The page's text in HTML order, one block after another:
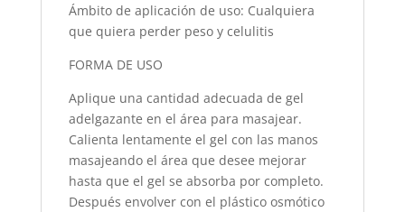
Ámbito de aplicación de uso: Cualquiera
que quiera perder peso y celulitis
FORMA DE USO
Aplique una cantidad adecuada de gel
adelgazante en el área para masajear.
Calienta lentamente el gel con las manos
masajeando el área que desee mejorar
hasta que el gel se absorba por completo.
Después envolver con el plástico osmótico